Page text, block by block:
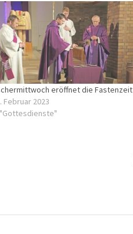
eröffnet die Fastenzeit
Februar 2023